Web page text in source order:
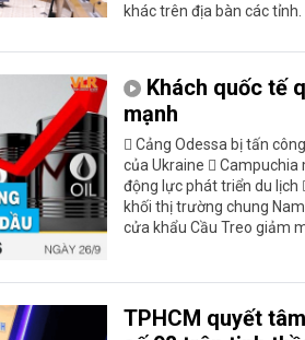
khác trên địa bàn các tỉnh.
Khách quốc tế
mạnh
 Cảng Odessa bị tấn
của Ukraine 
động lực phát triển du lịch
khối thị trường chung
cửa khẩu Cầu Treo giảm
TPHCM quyết